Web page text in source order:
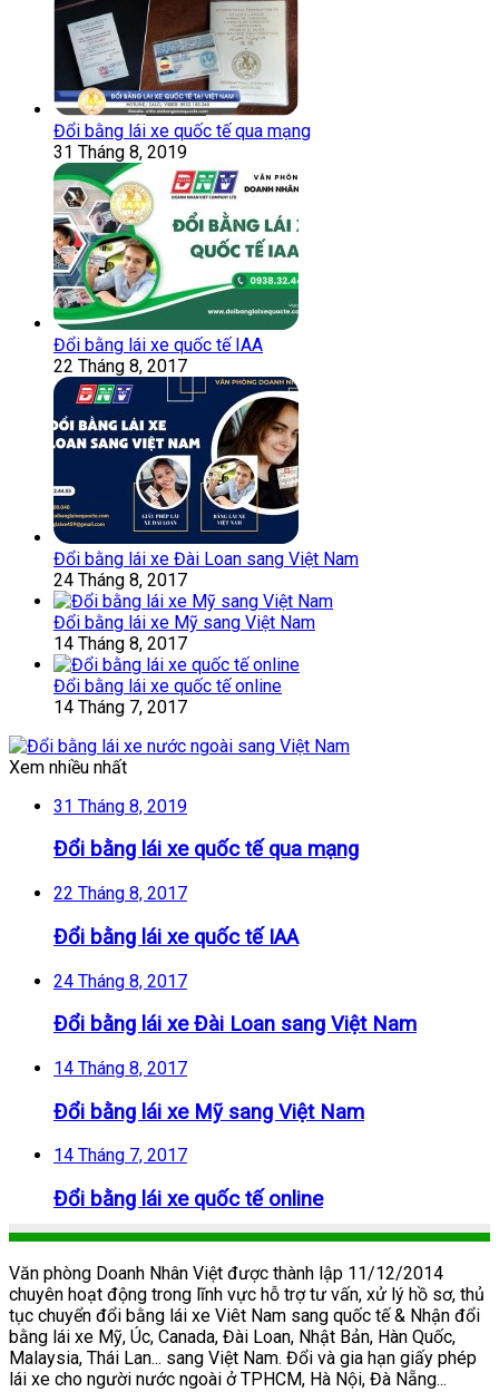
Đổi bằng lái xe quốc tế qua mạng
31 Tháng 8, 2019
Đổi bằng lái xe quốc tế IAA
22 Tháng 8, 2017
Đổi bằng lái xe Đài Loan sang Việt Nam
24 Tháng 8, 2017
Đổi bằng lái xe Mỹ sang Việt Nam
14 Tháng 8, 2017
Đổi bằng lái xe quốc tế online
14 Tháng 7, 2017
Xem nhiều nhất
31 Tháng 8, 2019
Đổi bằng lái xe quốc tế qua mạng
22 Tháng 8, 2017
Đổi bằng lái xe quốc tế IAA
24 Tháng 8, 2017
Đổi bằng lái xe Đài Loan sang Việt Nam
14 Tháng 8, 2017
Đổi bằng lái xe Mỹ sang Việt Nam
14 Tháng 7, 2017
Đổi bằng lái xe quốc tế online
Văn phòng Doanh Nhân Việt được thành lập 11/12/2014
chuyên hoạt động trong lĩnh vực hỗ trợ tư vấn, xử lý hồ sơ, thủ
tục chuyển đổi bằng lái xe Viêt Nam sang quốc tế & Nhận đổi
bằng lái xe Mỹ, Úc, Canada, Đài Loan, Nhật Bản, Hàn Quốc,
Malaysia, Thái Lan... sang Việt Nam. Đổi và gia hạn giấy phép
lái xe cho người nước ngoài ở TPHCM, Hà Nội, Đà Nẵng...